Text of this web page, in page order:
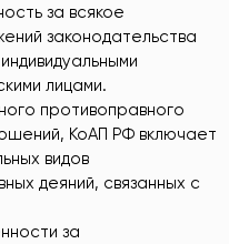
за всякое
законодательства
лицами.
противоправного
КоАП РФ включает
видов
деяний, связанных с
за